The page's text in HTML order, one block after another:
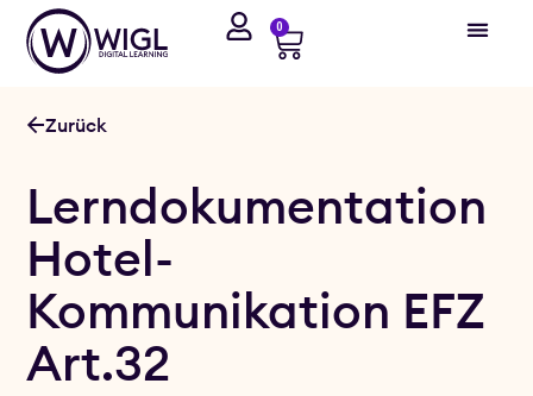
0
Zurück
Lerndokumentation
Hotel-
Kommunikation EFZ
Art.32